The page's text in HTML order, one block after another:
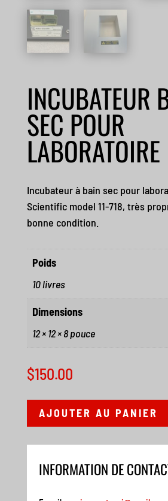
INCUBATEUR
SEC POUR
LABORATOIRE
Incubateur à bain sec pour
Scientific model 11-718, très
bonne condition.
Poids
10 livres
Dimensions
12 × 12 × 8 pouce
$150.00
AJOUTER AU PANIER
INFORMATION DE